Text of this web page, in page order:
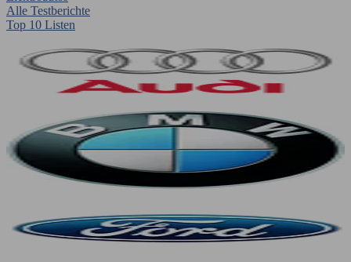
Alle Testberichte
Top 10 Listen